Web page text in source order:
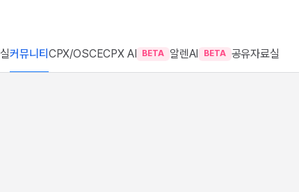
커뮤니티 CPX/OSCECPX AI BETA 알렌AI BETA 공유자료실